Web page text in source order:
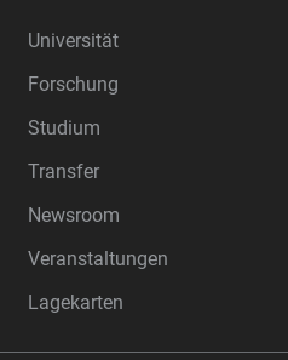
Universität
Forschung
Studium
Transfer
Newsroom
Veranstaltungen
Lagekarten